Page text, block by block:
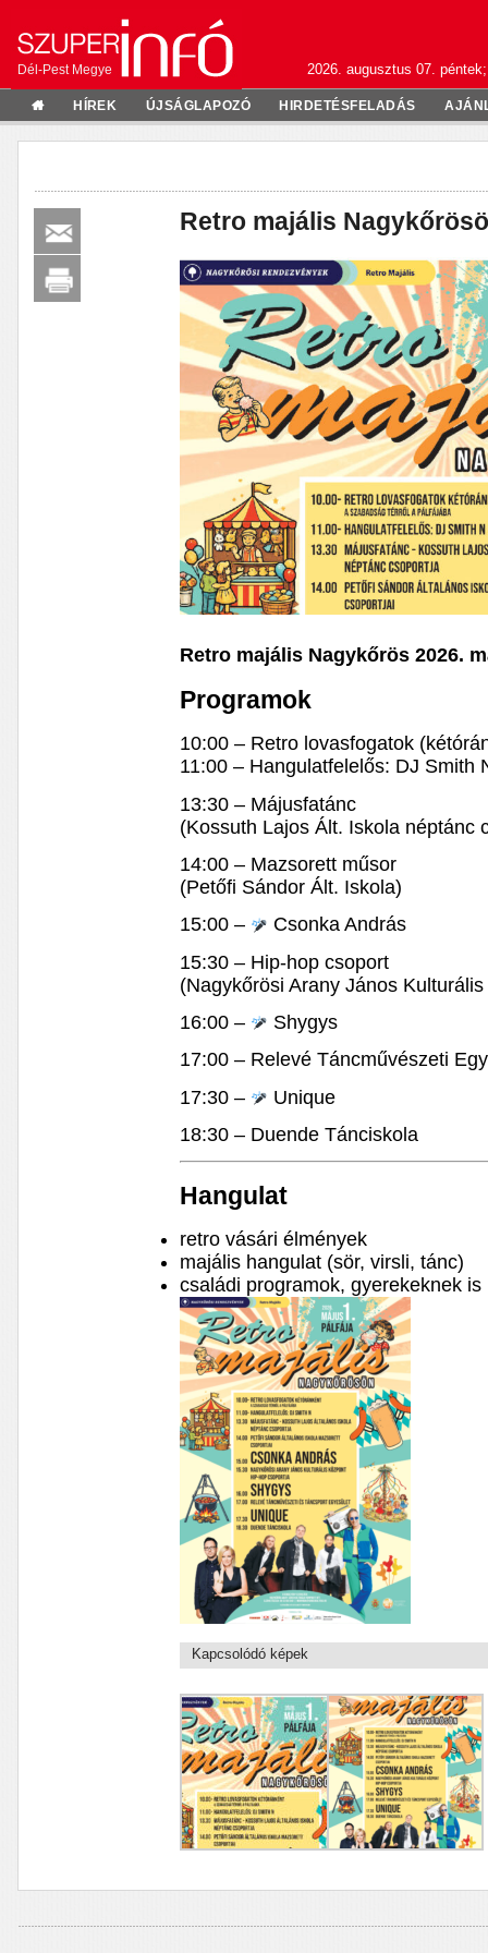
Dél-Pest Megye 2026. augusztus 07.
HÍREK ÚJSÁGLAPOZÓ HIRDETÉSFELADÁS
Retro majális
Retro majális Nagykőrös 2026.
Programok
10:00 – Retro lovasfogatok
11:00 – Hangulatfelelős: DJ Smith
13:30 – Májusfatánc
(Kossuth Lajos Ált. Iskola néptánc
14:00 – Mazsorett műsor
(Petőfi Sándor Ált. Iskola)
15:00 –
Csonka András
15:30 – Hip-hop csoport
(Nagykőrösi Arany János
16:00 –
Shygys
17:00 – Relevé Táncművészeti
17:30 –
Unique
18:30 – Duende Tánciskola
Hangulat
retro vásári élmények
majális hangulat (sör, virsli, tánc)
családi programok, gyerekeknek is
Kapcsolódó képek